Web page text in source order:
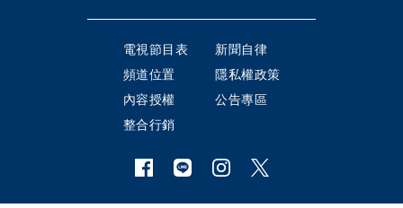
電視節目表
新聞自律
頻道位置
隱私權政策
內容授權
公告專區
整合行銷